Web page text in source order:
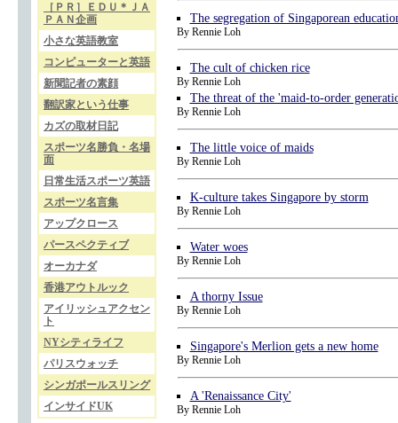
［ＰＲ］ＥＤＵ＊ＪＡ
ＰＡＮ企画
小さな英語教室
コンピューターと英語
新聞記者の素顔
翻訳家という仕事
カズの取材日記
スポーツ名勝負・名場
面
日常生活スポーツ英語
スポーツ名言集
アップクロース
パースペクティブ
オーカナダ
香港アウトルック
アイリッシュアクセン
ト
NYシティライフ
パリスウォッチ
シンガポールスリング
インサイドUK
The segregation of Singaporean
By Rennie Loh
The cult of chicken rice
By Rennie Loh
The threat of the 'maid-to-order
By Rennie Loh
The little voice of maids
By Rennie Loh
K-culture takes Singapore by storm
By Rennie Loh
Water woes
By Rennie Loh
A thorny Issue
By Rennie Loh
Singapore's Merlion gets a new home
By Rennie Loh
A 'Renaissance City'
By Rennie Loh